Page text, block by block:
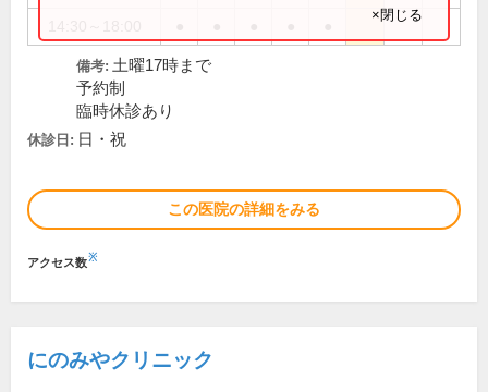
×閉じる
備考: 土曜17時まで
予約制
臨時休診あり
休診日: 日・祝
この医院の詳細をみる
アクセス数※
にのみやクリニック